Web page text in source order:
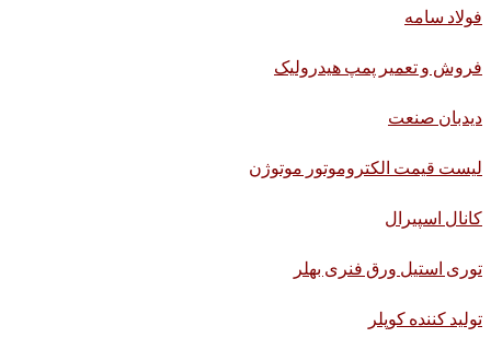
فولاد سامه
فروش و تعمیر پمپ هیدرولیک
دیدبان صنعت
لیست قیمت الکتروموتور موتوژن
کانال اسپیرال
توری استیل ورق فنری بهلر
تولید کننده کوپلر